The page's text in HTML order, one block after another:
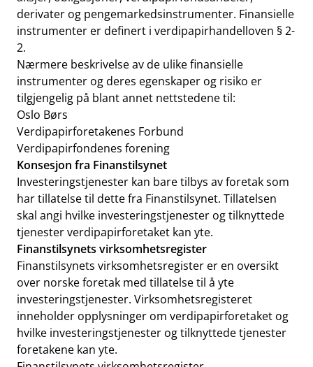
derivater og pengemarkedsinstrumenter. Finansielle
instrumenter er definert i verdipapirhandelloven § 2-
2.
Nærmere beskrivelse av de ulike finansielle
instrumenter og deres egenskaper og risiko er
tilgjengelig på blant annet nettstedene til:
Oslo Børs
Verdipapirforetakenes Forbund
Verdipapirfondenes forening
Konsesjon fra Finanstilsynet
Investeringstjenester kan bare tilbys av foretak som
har tillatelse til dette fra Finanstilsynet. Tillatelsen
skal angi hvilke investeringstjenester og tilknyttede
tjenester verdipapirforetaket kan yte.
Finanstilsynets virksomhetsregister
Finanstilsynets virksomhetsregister er en oversikt
over norske foretak med tillatelse til å yte
investeringstjenester. Virksomhetsregisteret
inneholder opplysninger om verdipapirforetaket og
hvilke investeringstjenester og tilknyttede tjenester
foretakene kan yte.